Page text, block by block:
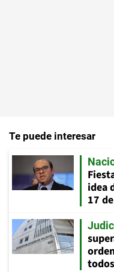
Te puede interesar
idea
17